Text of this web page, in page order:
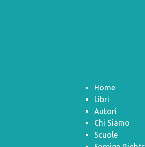
Home
Libri
Autori
Chi Siamo
Scuole